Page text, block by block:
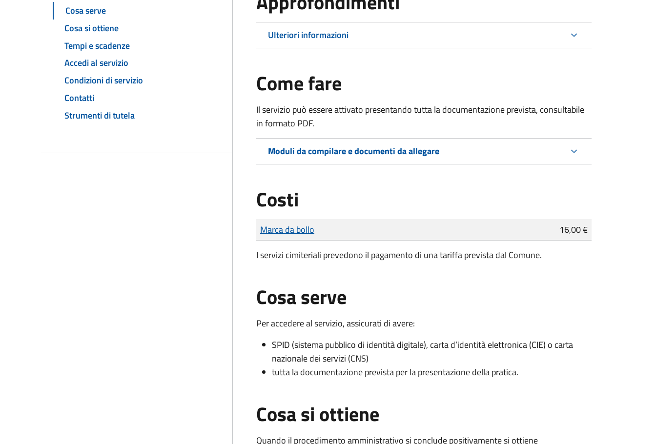
Cosa serve
Cosa si ottiene
Tempi e scadenze
Accedi al servizio
Condizioni di servizio
Contatti
Strumenti di tutela
Ulteriori informazioni
Come fare
Il servizio può essere attivato presentando tutta la documentazione prevista, consultabile
in formato PDF.
Moduli da compilare e documenti da allegare
Costi
Tipo di pagamento
Importo
Marca da bollo
16,00 €
I servizi cimiteriali prevedono il pagamento di una tariffa prevista dal Comune.
Cosa serve
Per accedere al servizio, assicurati di avere:
SPID (sistema pubblico di identità digitale), carta d’identità elettronica (CIE) o carta
nazionale dei servizi (CNS)
tutta la documentazione prevista per la presentazione della pratica.
Cosa si ottiene
Quando il procedimento amministrativo si conclude positivamente si ottiene